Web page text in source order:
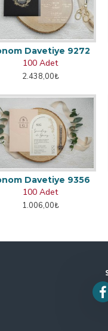
Davetiye 9272
100 Adet
2.438,00₺
Davetiye 9356
100 Adet
1.006,00₺